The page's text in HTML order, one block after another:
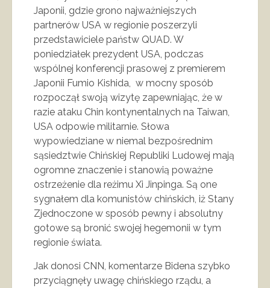
Japonii, gdzie grono najważniejszych
partnerów USA w regionie poszerzyli
przedstawiciele państw QUAD. W
poniedziałek prezydent USA, podczas
wspólnej konferencji prasowej z premierem
Japonii Fumio Kishida, w mocny sposób
rozpoczął swoją wizytę zapewniając, że w
razie ataku Chin kontynentalnych na Taiwan,
USA odpowie militarnie. Słowa
wypowiedziane w niemal bezpośrednim
sąsiedztwie Chińskiej Republiki Ludowej mają
ogromne znaczenie i stanowią poważne
ostrzeżenie dla reżimu Xi Jinpinga. Są one
sygnałem dla komunistów chińskich, iż Stany
Zjednoczone w sposób pewny i absolutny
gotowe są bronić swojej hegemonii w tym
regionie świata.
Jak donosi CNN, komentarze Bidena szybko
przyciągnęły uwagę chińskiego rządu, a